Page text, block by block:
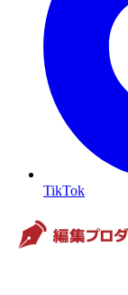
TikTok